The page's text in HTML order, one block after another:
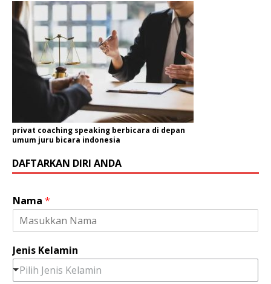
privat coaching speaking berbicara di depan
umum juru bicara indonesia
DAFTARKAN DIRI ANDA
Nama *
Jenis Kelamin
Pilih Jenis Kelamin